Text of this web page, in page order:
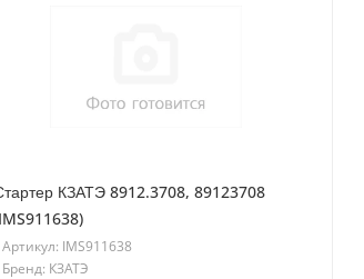
КЗАТЭ 8912.3708, 89123708
Артикул: IMS911638
Бренд: КЗАТЭ